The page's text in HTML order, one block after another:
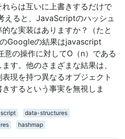
れらは互いに上書きするだけで
えると、JavaScriptのハッシュ
な実装はありますか？（たと
Googleの結果はjavascript
意の操作に対してO（n）である
す。他のさまざまな結果は、
現を持つ異なるオブジェクト
するという事実を無視しま
data-structures
hashmap